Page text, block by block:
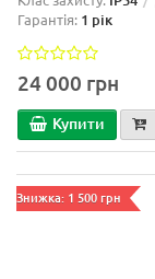
Гарантія: 1 рік
24 000 грн
Купити
Знижка: 1 500 грн